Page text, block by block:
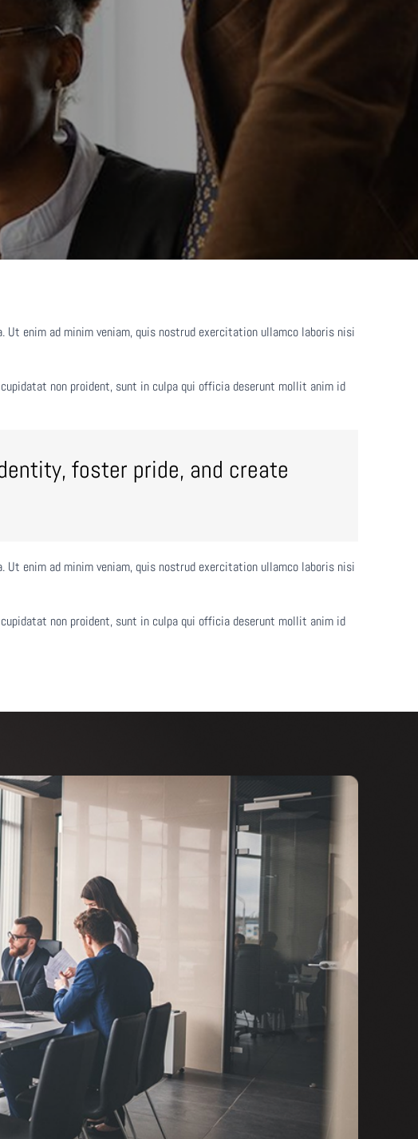
enim ad minim veniam, quis nostrud exercitation ullamco laboris nisi
non proident, sunt in culpa qui officia deserunt mollit anim id
foster pride, and create
enim ad minim veniam, quis nostrud exercitation ullamco laboris nisi
non proident, sunt in culpa qui officia deserunt mollit anim id